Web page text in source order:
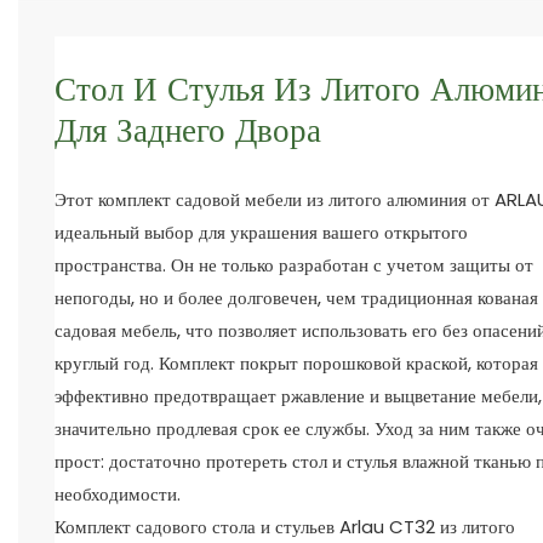
Стол И Стулья Из Литого
Для Заднего Двора
Этот комплект садовой мебели из литого алюминия от
идеальный выбор для украшения вашего открытого
пространства. Он не только разработан с учетом защиты от
непогоды, но и более долговечен, чем традиционная кованая
садовая мебель, что позволяет использовать его без
круглый год. Комплект покрыт порошковой краской, которая
эффективно предотвращает ржавление и выцветание мебели,
значительно продлевая срок ее службы. Уход за ним также
прост: достаточно протереть стол и стулья влажной тканью
необходимости.
Комплект садового стола и стульев Arlau CT32 из литого